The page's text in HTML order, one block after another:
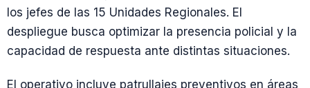
los jefes de las 15 Unidades Regionales. El
despliegue busca optimizar la presencia policial y la
capacidad de respuesta ante distintas situaciones.
El operativo incluye patrullajes preventivos en áreas